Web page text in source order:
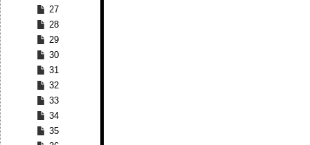
27
28
29
30
31
32
33
34
35